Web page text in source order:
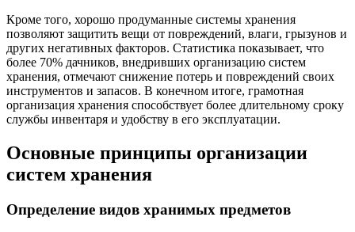
Кроме того, хорошо продуманные системы хранения
позволяют защитить вещи от повреждений, влаги, грызунов и
других негативных факторов. Статистика показывает, что
более 70% дачников, внедривших организацию систем
хранения, отмечают снижение потерь и повреждений своих
инструментов и запасов. В конечном итоге, грамотная
организация хранения способствует более длительному сроку
службы инвентаря и удобству в его эксплуатации.
Основные принципы организации
систем хранения
Определение видов хранимых предметов